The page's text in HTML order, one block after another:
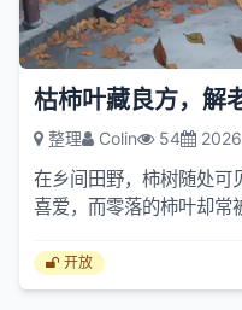
枯柿叶藏良方，解
整理 Colin 54
在乡间田野，柿树随处可
喜爱，而零落的柿叶却常
于民间的...
开放